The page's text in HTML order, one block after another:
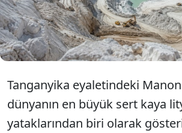
planlanıyor. Tesisin tam
yılda yaklaşık 130 bin ton
eşdeğeri üretmesi bekleniyor.
Tanganyika eyaletindeki
dünyanın en büyük sert kaya
yataklarından biri olarak